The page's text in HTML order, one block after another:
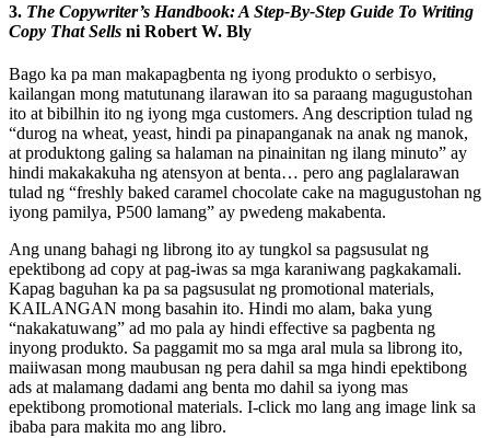
3. The Copywriter’s Handbook: A Step-By-Step Guide To Writing
Copy That Sells ni Robert W. Bly
Bago ka pa man makapagbenta ng iyong produkto o serbisyo,
kailangan mong matutunang ilarawan ito sa paraang magugustohan
ito at bibilhin ito ng iyong mga customers. Ang description tulad ng
“durog na wheat, yeast, hindi pa pinapanganak na anak ng manok,
at produktong galing sa halaman na pinainitan ng ilang minuto” ay
hindi makakakuha ng atensyon at benta… pero ang paglalarawan
tulad ng “freshly baked caramel chocolate cake na magugustohan ng
iyong pamilya, P500 lamang” ay pwedeng makabenta.
Ang unang bahagi ng librong ito ay tungkol sa pagsusulat ng
epektibong ad copy at pag-iwas sa mga karaniwang pagkakamali.
Kapag baguhan ka pa sa pagsusulat ng promotional materials,
KAILANGAN mong basahin ito. Hindi mo alam, baka yung
“nakakatuwang” ad mo pala ay hindi effective sa pagbenta ng
inyong produkto. Sa paggamit mo sa mga aral mula sa librong ito,
maiiwasan mong maubusan ng pera dahil sa mga hindi epektibong
ads at malamang dadami ang benta mo dahil sa iyong mas
epektibong promotional materials. I-click mo lang ang image link sa
ibaba para makita mo ang libro.